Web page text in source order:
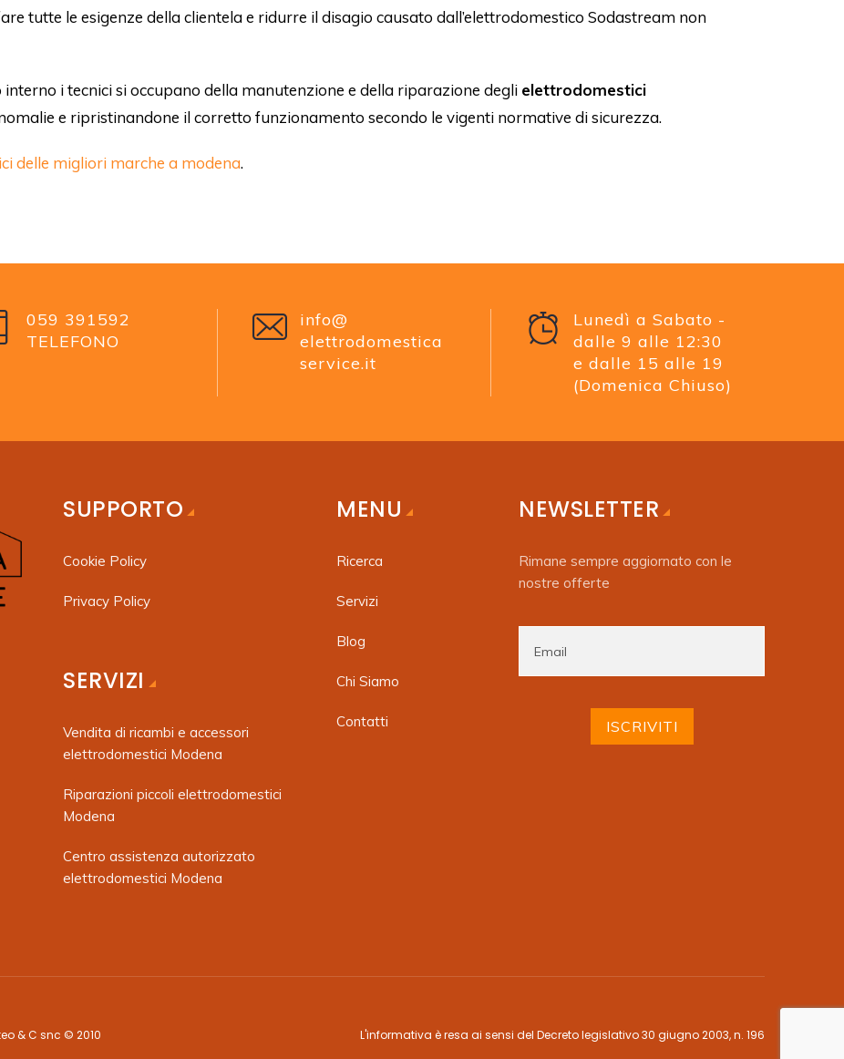
tutte le esigenze della clientela e ridurre il disagio causato dall’elettrodomestico Sodastream non
i tecnici si occupano della manutenzione e della riparazione degli elettrodomestici
e ripristinandone il corretto funzionamento secondo le vigenti normative di sicurezza.
delle migliori marche a modena.
059 391592
TELEFONO
info@
elettrodomestica
service.it
Lunedì a Sabato -
dalle 9 alle 12:30
e dalle 15 alle 19
(Domenica Chiuso)
SUPPORTO
Cookie Policy
Privacy Policy
SERVIZI
Vendita di ricambi e accessori
elettrodomestici Modena
Riparazioni piccoli elettrodomestici
Modena
Centro assistenza autorizzato
elettrodomestici Modena
MENU
Ricerca
Servizi
Blog
Chi Siamo
Contatti
NEWSLETTER
Rimane sempre aggiornato con le
nostre offerte
& C snc © 2010 L'informativa è resa ai sensi del Decreto legislativo 30 giugno 2003, n. 196